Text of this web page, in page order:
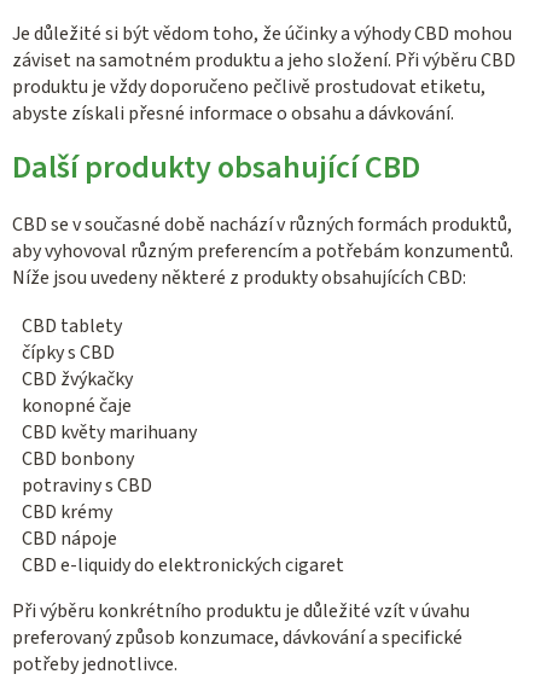
Je důležité si být vědom toho, že účinky a výhody CBD mohou
záviset na samotném produktu a jeho složení. Při výběru CBD
produktu je vždy doporučeno pečlivě prostudovat etiketu,
abyste získali přesné informace o obsahu a dávkování.
Další produkty obsahující CBD
CBD se v současné době nachází v různých formách produktů,
aby vyhovoval různým preferencím a potřebám konzumentů.
Níže jsou uvedeny některé z produkty obsahujících CBD:
CBD tablety
čípky s CBD
CBD žvýkačky
konopné čaje
CBD květy marihuany
CBD bonbony
potraviny s CBD
CBD krémy
CBD nápoje
CBD e-liquidy do elektronických cigaret
Při výběru konkrétního produktu je důležité vzít v úvahu
preferovaný způsob konzumace, dávkování a specifické
potřeby jednotlivce.